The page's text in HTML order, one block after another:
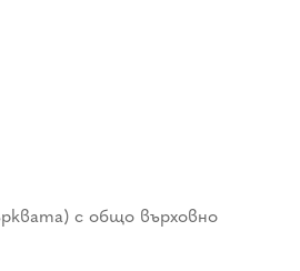
с общо върховно